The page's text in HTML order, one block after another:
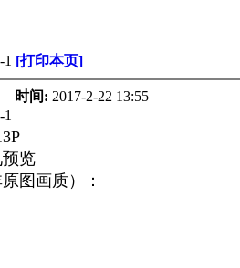
[打印本页]
时间: 2017-2-22 13:55
览
图画质）：